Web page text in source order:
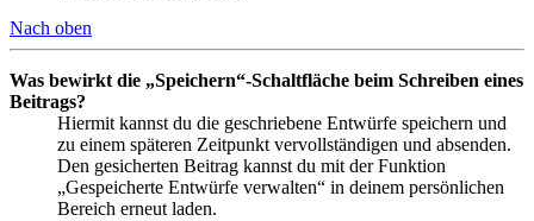
Nach oben
Was bewirkt die „Speichern“-Schaltfläche beim Schreiben eines
Beitrags?
Hiermit kannst du die geschriebene Entwürfe speichern und
zu einem späteren Zeitpunkt vervollständigen und absenden.
Den gesicherten Beitrag kannst du mit der Funktion
„Gespeicherte Entwürfe verwalten“ in deinem persönlichen
Bereich erneut laden.